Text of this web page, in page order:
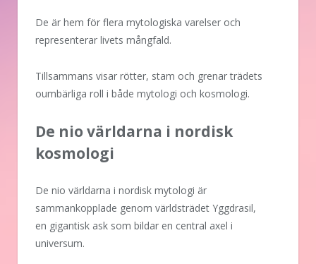
De är hem för flera mytologiska varelser och
representerar livets mångfald.
Tillsammans visar rötter, stam och grenar trädets
oumbärliga roll i både mytologi och kosmologi.
De nio världarna i nordisk
kosmologi
De nio världarna i nordisk mytologi är
sammankopplade genom världsträdet Yggdrasil,
en gigantisk ask som bildar en central axel i
universum.